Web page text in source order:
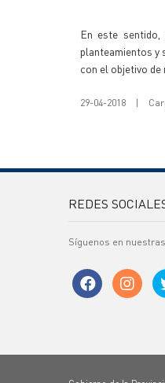
En este
planteamientos y
con el objetivo
29-04-2018 |
REDES
Síguenos en